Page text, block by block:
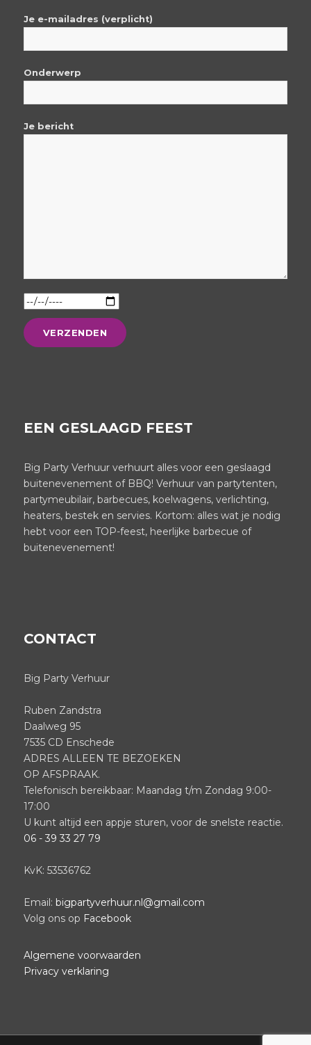
Je e-mailadres (verplicht)
Onderwerp
Je bericht
EEN GESLAAGD FEEST
Big Party Verhuur verhuurt alles voor een geslaagd
buitenevenement of BBQ! Verhuur van partytenten,
partymeubilair, barbecues, koelwagens, verlichting,
heaters, bestek en servies. Kortom: alles wat je nodig
hebt voor een TOP-feest, heerlijke barbecue of
buitenevenement!
CONTACT
Big Party Verhuur
Ruben Zandstra
Daalweg 95
7535 CD Enschede
ADRES ALLEEN TE BEZOEKEN
OP AFSPRAAK.
Telefonisch bereikbaar: Maandag t/m Zondag 9:00-
17:00
U kunt altijd een appje sturen, voor de snelste reactie.
06 - 39 33 27 79
KvK: 53536762
Email: bigpartyverhuur.nl@gmail.com
Volg ons op Facebook
Algemene voorwaarden
Privacy verklaring